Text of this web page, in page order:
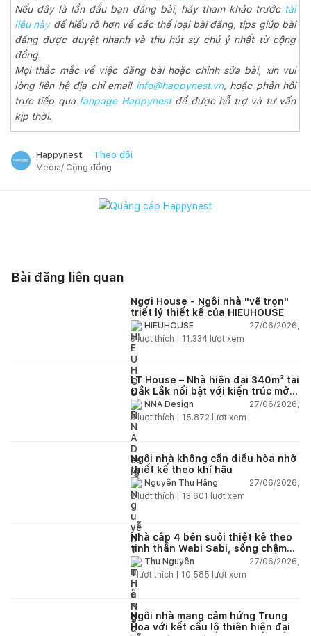
Nếu đây là lần đầu bạn đăng bài, hãy tham khảo trướctài
liệu nàyđể hiểu rõ hơn về các thể loại bài đăng, tips giúp bài
đăng được duyệt nhanh và thu hút sự chú ý nhất từ cộng
đồng.
Mọi thắc mắc về việc đăng bài hoặc chỉnh sửa bài, xin vui
lòng liên hệ địa chỉ email info@happynest.vn, hoặc phản hồi
trực tiếp qua fanpage Happynestđể được hỗ trợ và tư vấn
kịp thời.
Happynest Theo dõi
Media/ Cộng đồng
Bài đăng liên quan
Ngơi House - Ngôi nhà "vẽ trọn"
triết lý thiết kế của HIEUHOUSE
HIEUHOUSE
27/06/2026,
3lượt thích | 11.334 lượt xem
LT House – Nhà hiện đại 340m² tại
Đắk Lắk nổi bật với kiến trúc mở
và hệ sân vườn kết nối thiên
nhiên
NNA Design
27/06/2026,
3lượt thích | 15.872 lượt xem
Ngôi nhà không cần điều hòa nhờ
thiết kế theo khí hậu
Nguyễn Thu Hằng
27/06/2026,
2lượt thích | 13.601 lượt xem
Nhà cấp 4 bên suối thiết kế theo
tinh thần Wabi Sabi, sống chậm
giữa thiên nhiên
Thu Nguyễn
27/06/2026,
1lượt thích | 10.585 lượt xem
Ngôi nhà mang cảm hứng Trung
Hoa với kết cấu lộ thiên hiện đại